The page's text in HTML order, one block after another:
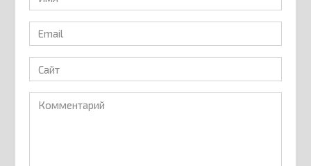
*
Email
*
Сайт
Комментарий